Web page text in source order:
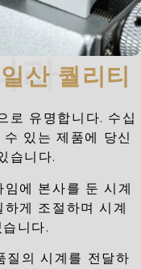
산 퀄리티
라
로 유명합니다. 수십
있는 제품에 당신
습니다.
에 본사를 둔 시계
게 조절하며 시계
니다.
질의 시계를 전달하